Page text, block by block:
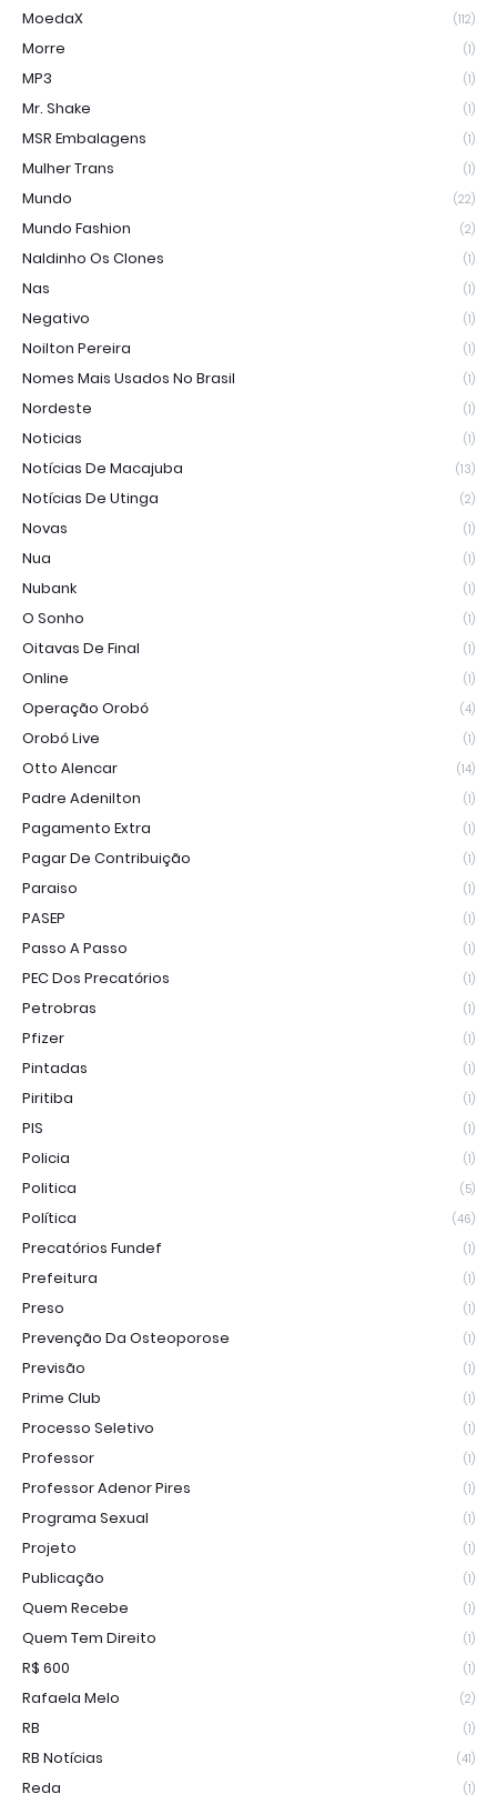
MoedaX (112)
Morre (1)
MP3 (1)
Mr. Shake (1)
MSR Embalagens (1)
Mulher Trans (1)
Mundo (22)
Mundo Fashion (2)
Naldinho Os Clones (1)
Nas (1)
Negativo (1)
Noilton Pereira (1)
Nomes Mais Usados No Brasil (1)
Nordeste (1)
Noticias (1)
Notícias De Macajuba (13)
Notícias De Utinga (2)
Novas (1)
Nua (1)
Nubank (1)
O Sonho (1)
Oitavas De Final (1)
Online (1)
Operação Orobó (4)
Orobó Live (1)
Otto Alencar (14)
Padre Adenilton (1)
Pagamento Extra (1)
Pagar De Contribuição (1)
Paraiso (1)
PASEP (1)
Passo A Passo (1)
PEC Dos Precatórios (1)
Petrobras (1)
Pfizer (1)
Pintadas (1)
Piritiba (1)
PIS (1)
Policia (1)
Politica (5)
Política (46)
Precatórios Fundef (1)
Prefeitura (1)
Preso (1)
Prevenção Da Osteoporose (1)
Previsão (1)
Prime Club (1)
Processo Seletivo (1)
Professor (1)
Professor Adenor Pires (1)
Programa Sexual (1)
Projeto (1)
Publicação (1)
Quem Recebe (1)
Quem Tem Direito (1)
R$ 600 (1)
Rafaela Melo (2)
RB (1)
RB Notícias (41)
Reda (1)